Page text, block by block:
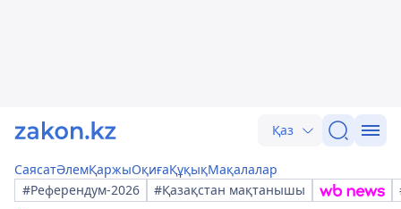
Қаз
СаясатӘлемҚаржыОқиғаҚұқықМақалалар
#Референдум-2026
#Қазақстан мақтанышы